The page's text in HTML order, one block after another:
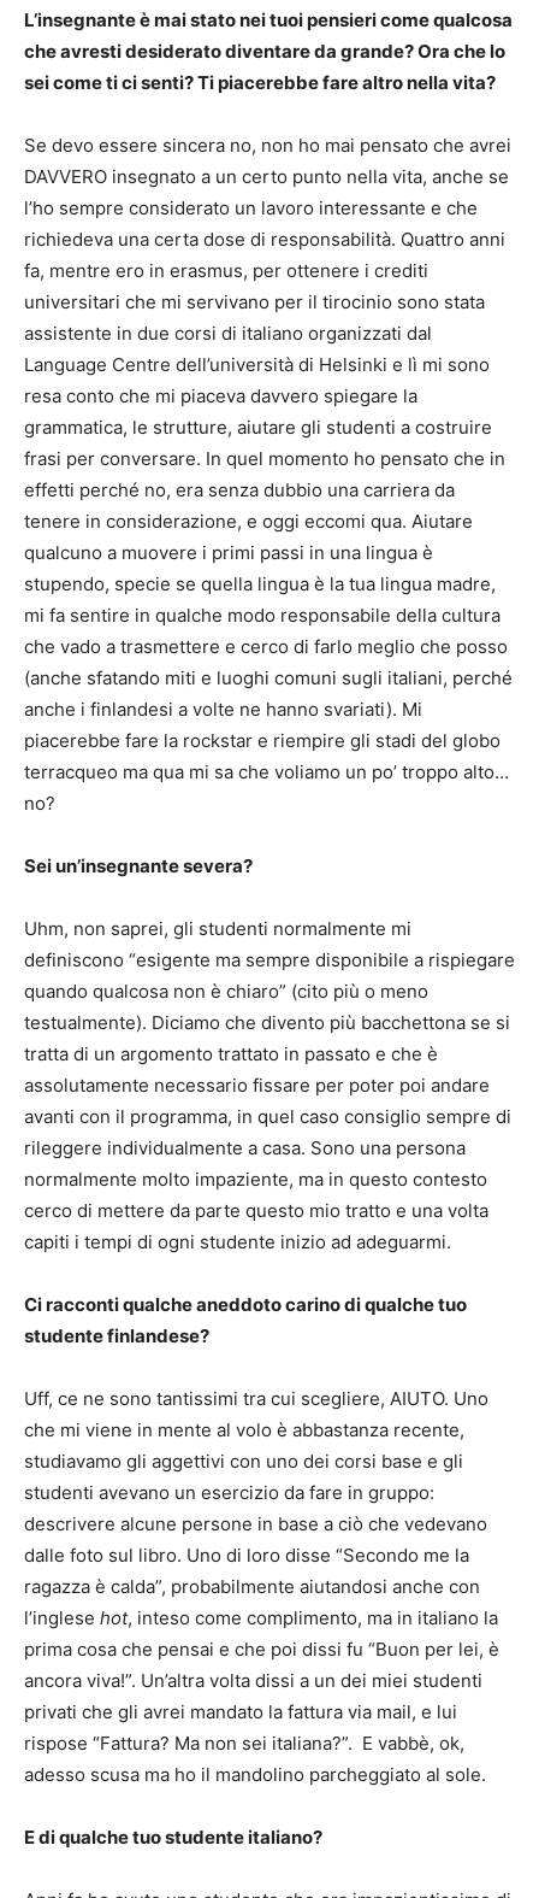
L’insegnante è mai stato nei tuoi pensieri come qualcosa
che avresti desiderato diventare da grande? Ora che lo
sei come ti ci senti? Ti piacerebbe fare altro nella vita?
Se devo essere sincera no, non ho mai pensato che avrei
DAVVERO insegnato a un certo punto nella vita, anche se
l’ho sempre considerato un lavoro interessante e che
richiedeva una certa dose di responsabilità. Quattro anni
fa, mentre ero in erasmus, per ottenere i crediti
universitari che mi servivano per il tirocinio sono stata
assistente in due corsi di italiano organizzati dal
Language Centre dell’università di Helsinki e lì mi sono
resa conto che mi piaceva davvero spiegare la
grammatica, le strutture, aiutare gli studenti a costruire
frasi per conversare. In quel momento ho pensato che in
effetti perché no, era senza dubbio una carriera da
tenere in considerazione, e oggi eccomi qua. Aiutare
qualcuno a muovere i primi passi in una lingua è
stupendo, specie se quella lingua è la tua lingua madre,
mi fa sentire in qualche modo responsabile della cultura
che vado a trasmettere e cerco di farlo meglio che posso
(anche sfatando miti e luoghi comuni sugli italiani, perché
anche i finlandesi a volte ne hanno svariati). Mi
piacerebbe fare la rockstar e riempire gli stadi del globo
terracqueo ma qua mi sa che voliamo un po’ troppo alto…
no?
Sei un’insegnante severa?
Uhm, non saprei, gli studenti normalmente mi
definiscono “esigente ma sempre disponibile a rispiegare
quando qualcosa non è chiaro” (cito più o meno
testualmente). Diciamo che divento più bacchettona se si
tratta di un argomento trattato in passato e che è
assolutamente necessario fissare per poter poi andare
avanti con il programma, in quel caso consiglio sempre di
rileggere individualmente a casa. Sono una persona
normalmente molto impaziente, ma in questo contesto
cerco di mettere da parte questo mio tratto e una volta
capiti i tempi di ogni studente inizio ad adeguarmi.
Ci racconti qualche aneddoto carino di qualche tuo
studente finlandese?
Uff, ce ne sono tantissimi tra cui scegliere, AIUTO. Uno
che mi viene in mente al volo è abbastanza recente,
studiavamo gli aggettivi con uno dei corsi base e gli
studenti avevano un esercizio da fare in gruppo:
descrivere alcune persone in base a ciò che vedevano
dalle foto sul libro. Uno di loro disse “Secondo me la
ragazza è calda”, probabilmente aiutandosi anche con
l’inglese hot, inteso come complimento, ma in italiano la
prima cosa che pensai e che poi dissi fu “Buon per lei, è
ancora viva!”. Un’altra volta dissi a un dei miei studenti
privati che gli avrei mandato la fattura via mail, e lui
rispose “Fattura? Ma non sei italiana?”. E vabbè, ok,
adesso scusa ma ho il mandolino parcheggiato al sole.
E di qualche tuo studente italiano?